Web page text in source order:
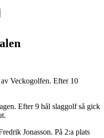
Veckogolfen. Efter 10
Efter 9 hål slaggolf så gick
Jonasson. På 2:a plats